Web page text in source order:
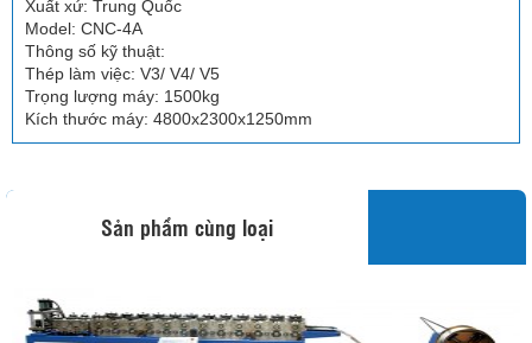
Xuất xứ: Trung Quốc
Model: CNC-4A
Thông số kỹ thuật:
Thép làm việc: V3/ V4/ V5
Trọng lượng máy: 1500kg
Kích thước máy: 4800x2300x1250mm
Sản phẩm cùng loại